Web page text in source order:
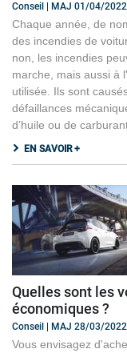
Conseil | MAJ 01/04/2022
Chaque année, de
des incendies de
non, les incendies
marche, mais aussi à
utilisée. Ils sont
défaillances
d’huile ou de
EN SAVOIR +
Quelles sont les
économiques ?
Conseil | MAJ 28/03/2022
Vous envisagez